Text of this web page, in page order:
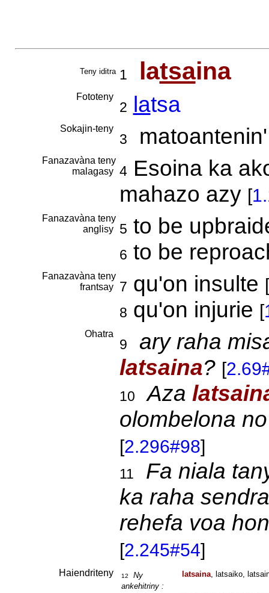
Teny iditra 1 latsaina
Fototeny
2 latsa
Sokajin-teny
3
Fanazavàna teny
malagasy 4Esoina ka
mahazo azy [
Fanazavàna teny
anglisy
5 to be
6 to be
Fanazavàna teny
frantsay
7 qu'on insulte [
8 qu'on injurie [
Ohatra
9
ary raha
latsaina? [
10 Aza
olombelona
[2.296#98]
11
Fa niala
ka raha
rehefa voa
[2.245#54]
Haiendriteny 12
Ny
ankehitriny :
latsaina, latsaiko,